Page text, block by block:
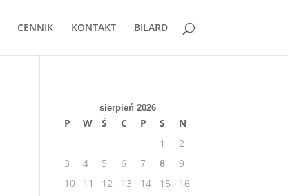
CENNIK KONTAKT BILARD
sierpień 2026
P W Ś C P S
N
1
2
3
4 5 6 7 8
9
10
11 12 13 14 15
16